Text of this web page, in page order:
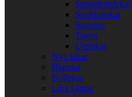
Samarbetslekar
Snabbalekar
Stafetter
Tagen
Utelekar
Nya lekar
Blandat
Bollekar
Lära känna